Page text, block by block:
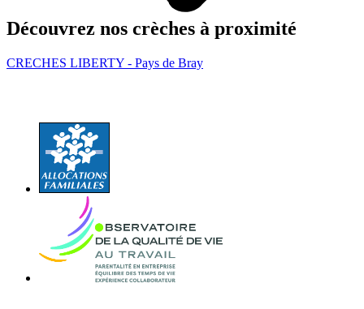
Découvrez nos crèches à proximité
CRECHES LIBERTY - Pays de Bray